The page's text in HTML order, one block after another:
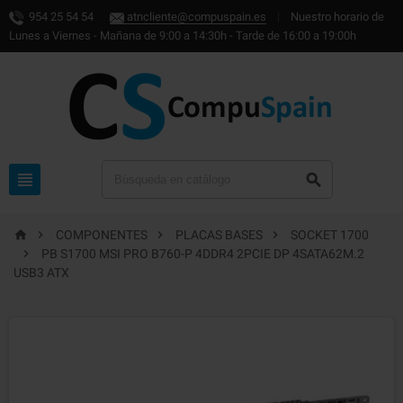
954 25 54 54 atncliente@compuspain.es
Nuestro horario de
Lunes a Viernes - Mañana de 9:00 a 14:30h - Tarde de 16:00 a 19:00h
 
  COMPONENTES  PLACAS BASES 
SOCKET 1700

PB S1700 MSI PRO B760-P 4DDR4 2PCIE DP 4SATA62M.2
USB3 ATX